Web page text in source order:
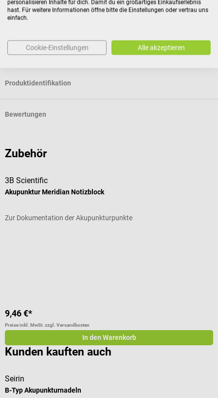
Verträgen zur Lieferung versiegelter Waren, die aus
der Lieferung entfernt wurde.
Produktidentifikation
Bewertungen
Zubehör
3B Scientific
Akupunktur Meridian Notizblock
Zur Dokumentation der Akupunkturpunkte
9,46 €*
Preise inkl. MwSt. zzgl. Versandkosten
In den Warenkorb
Kunden kauften auch
Seirin
B-Typ Akupunkturnadeln
personalisieren Inhalte für dich. Damit du ein großartiges Einkaufserlebnis
hast. Für weitere Informationen öffne bitte die Einstellungen oder vertrau uns
einfach.
Cookie-Einstellungen Alle akzeptieren